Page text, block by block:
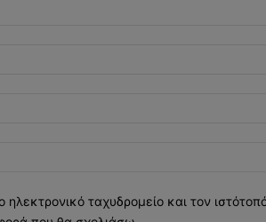
ταχυδρομείο και τον